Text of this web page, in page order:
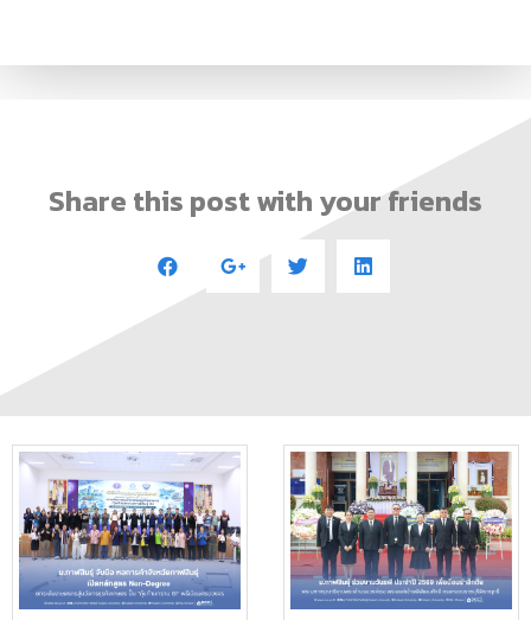
Share this post with your friends